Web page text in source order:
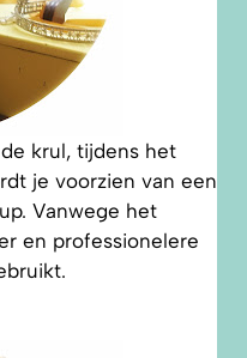
krul, tijdens het
je voorzien van een
Vanwege het
en professionelere